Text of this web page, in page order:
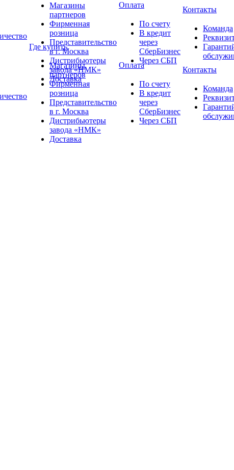
Магазины
партнеров
Фирменная
розница
Представительство
в г. Москва
Дистрибьютеры
завода «НМК»
Доставка
Оплата
По счету
В кредит
через
СберБизнес
Через СБП
Контакты
Команда
Где купить
Магазины
партнеров
Фирменная
розница
Представительство
в г. Москва
Дистрибьютеры
завода «НМК»
Доставка
Оплата
По счету
В кредит
через
СберБизнес
Через СБП
Контакты
Команда